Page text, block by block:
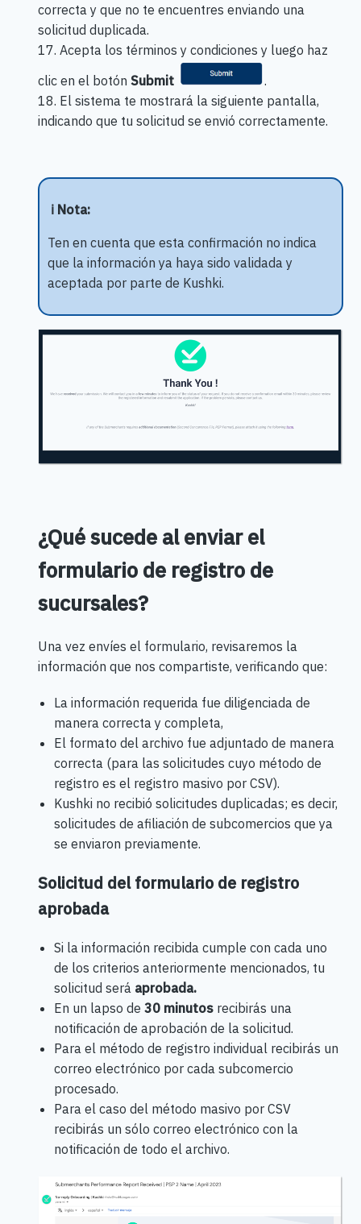
correcta y que no te encuentres enviando una
solicitud duplicada.
17. Acepta los términos y condiciones y luego haz
clic en el botón Submit
.
18. El sistema te mostrará la siguiente pantalla,
indicando que tu solicitud se envió correctamente.
ℹ️ Nota:
Ten en cuenta que esta confirmación no indica
que la información ya haya sido validada y
aceptada por parte de Kushki.
¿Qué sucede al enviar el
formulario de registro de
sucursales?
Una vez envíes el formulario, revisaremos la
información que nos compartiste, verificando que:
La información requerida fue diligenciada de
manera correcta y completa,
El formato del archivo fue adjuntado de manera
correcta (para las solicitudes cuyo método de
registro es el registro masivo por CSV).
Kushki no recibió solicitudes duplicadas; es decir,
solicitudes de afiliación de subcomercios que ya
se enviaron previamente.
Solicitud del formulario de registro
aprobada
Si la información recibida cumple con cada uno
de los criterios anteriormente mencionados, tu
solicitud será aprobada.
En un lapso de 30 minutosrecibirás una
notificación de aprobación de la solicitud.
Para el método de registro individual recibirás un
correo electrónico por cada subcomercio
procesado.
Para el caso del método masivo por CSV
recibirás un sólo correo electrónico con la
notificación de todo el archivo.